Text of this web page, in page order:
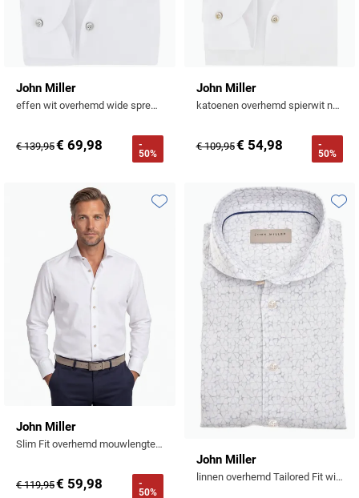
John Miller
effen wit overhemd wide spread lange mouw
€ 139,95€ 69,98
-
50%
John Miller
katoenen overhemd spierwit normale fit
€ 109,95€ 54,98
-
50%
John Miller
Slim Fit overhemd mouwlengte 7 wit
€ 119,95€ 59,98
-
50%
Toevoegen aan favorieten
John Miller
linnen overhemd Tailored Fit wit geprint